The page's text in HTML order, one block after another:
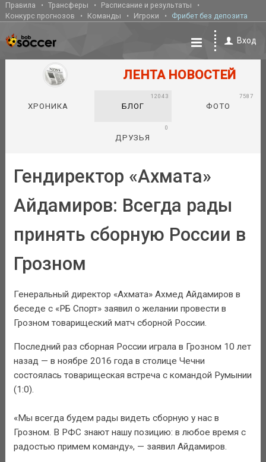
Правила Трансферы
Расписание и результаты
Конкурс прогнозов
Команды Игроки Фрибет без депозита
Вход
ЛЕНТА НОВОСТЕЙ
ХРОНИКА БЛОГ
12043
ФОТО
7587
ДРУЗЬЯ
0
Гендиректор «Ахмата»
Айдамиров: Всегда рады
принять сборную России в
Грозном
Генеральный директор «Ахмата» Ахмед Айдамиров в
беседе с «РБ Спорт» заявил о желании провести в
Грозном товарищеский матч сборной России.
Последний раз сборная России играла в Грозном 10 лет
назад — в ноябре 2016 года в столице Чечни
состоялась товарищеская встреча с командой Румынии
(1:0).
«Мы всегда будем рады видеть сборную у нас в
Грозном. В РФС знают нашу позицию: в любое время с
радостью примем команду», — заявил Айдамиров.